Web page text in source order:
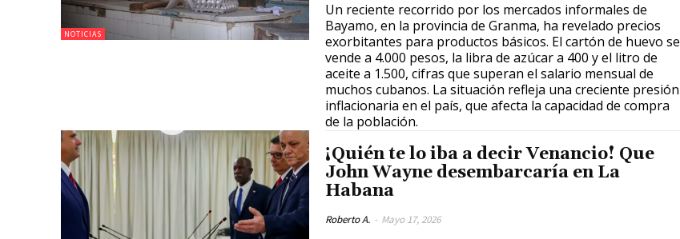
NOTICIAS
Un reciente recorrido por los mercados informales de
Bayamo, en la provincia de Granma, ha revelado precios
exorbitantes para productos básicos. El cartón de huevo se
vende a 4.000 pesos, la libra de azúcar a 400 y el litro de
aceite a 1.500, cifras que superan el salario mensual de
muchos cubanos. La situación refleja una creciente presión
inflacionaria en el país, que afecta la capacidad de compra
de la población.
¡Quién te lo iba a decir Venancio! Que
John Wayne desembarcaría en La
Habana
Roberto A. - Mayo 17, 2026